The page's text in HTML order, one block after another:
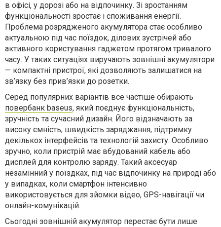
в офісі, у дорозі або на відпочинку. Зі зростанням
функціональності зростає і споживання енергії.
Проблема розрядженого акумулятора стає особливо
актуальною під час поїздок, ділових зустрічей або
активного користування гаджетом протягом тривалого
часу. У таких ситуаціях виручають зовнішні акумулятори
— компактні пристрої, які дозволяють залишатися на
зв’язку без прив’язки до розетки.
Серед популярних варіантів все частіше обирають
повербанк baseus, який поєднує функціональність,
зручність та сучасний дизайн. Його відзначають за
високу ємність, швидкість заряджання, підтримку
декількох інтерфейсів та технологій захисту. Особливо
зручно, коли пристрій має вбудований кабель або
дисплей для контролю заряду. Такий аксесуар
незамінний у поїздках, під час відпочинку на природі або
у випадках, коли смартфон інтенсивно
використовується для зйомки відео, GPS-навігації чи
онлайн-комунікацій.
Сьогодні зовнішній акумулятор перестає бути лише